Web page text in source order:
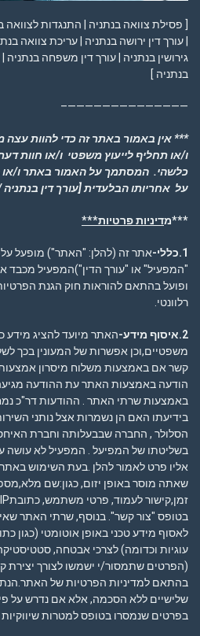
[ פסילת צוואה בנתניה | התנגדות לצוואה
| עורך דין ירושה בנתניה | עריכת צוואה
גירושין בנתניה | עורך דין משפחה בנתניה
בנתניה ]
——————————————–
*** אין באמור באתר זה כדי להוות עצה
ו/או תחליף לייעוץ משפטי ו/או חוות
כלשהי. המסתמך על האמור באתר ו/או
על אחריותו הבלעדית[עורך דין בנתניה
***מדיניות פרטיות***
1.כללי-
אתר זה (להלן: "האתר") מופעל על-
"המפעיל" או "עורך הדין")המפעיל
רלוונטי.
2.איסוף מידע-
האתר מיועד להציג מידע
משפטיים,וכן אפשרות של המעונין בכך
הודעה באמצעות האתר עת ההודעה
באמצעות שרתי האתר . ההודעות דר"כ
בידיעתו האם הן נשמרות אצל נותני
הסלולר , החברה שבבעלותה וחברת
בשליטתו של המפיעל . המפעיל לא עושה
אליו פרט לאמור להלן .בעת השימוש באתר,
שאתה מוסר באופן יזום, כגון:שם
בטופס "צור קשר". בנוסף, שרתי האתר
עוגיות וכדומה) לצרכי אבטחה,
(הפרטים שתמסור/י ישמשו לצורך יצירת
בהתאם למדיניות הפרטיותשל
שלישיים ללא הסכמה, אלא אם נדרש על
בפרטים שנמסרו בטופס למטרות שיווקיות